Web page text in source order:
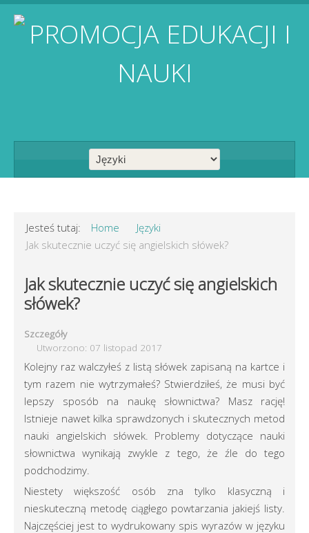
Jesteś tutaj: Home
Języki
Jak skutecznie uczyć się angielskich słówek?
Jak skutecznie uczyć się angielskich
słówek?
Szczegóły
Utworzono: 07 listopad 2017
Kolejny raz walczyłeś z listą słówek zapisaną na kartce i
tym razem nie wytrzymałeś? Stwierdziłeś, że musi być
lepszy sposób na naukę słownictwa? Masz rację!
Istnieje nawet kilka sprawdzonych i skutecznych metod
nauki angielskich słówek. Problemy dotyczące nauki
słownictwa wynikają zwykle z tego, że źle do tego
podchodzimy.
Niestety większość osób zna tylko klasyczną i
nieskuteczną metodę ciągłego powtarzania jakiejś listy.
Najczęściej jest to wydrukowany spis wyrazów w języku